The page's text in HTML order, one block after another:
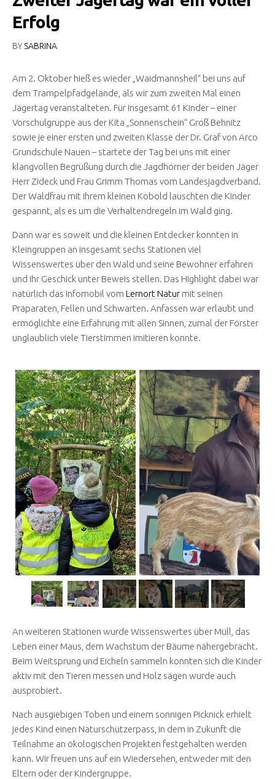
Erfolg
BY SABRINA
Am 2. Oktober hieß es wieder „Waidmannsheil“ bei uns auf
dem Trampelpfadgelände, als wir zum zweiten Mal einen
Jägertag veranstalteten. Für insgesamt 61 Kinder – einer
Vorschulgruppe aus der Kita „Sonnenschein“ Groß Behnitz
sowie je einer ersten und zweiten Klasse der Dr. Graf von Arco
Grundschule Nauen – startete der Tag bei uns mit einer
klangvollen Begrüßung durch die Jagdhörner der beiden Jäger
Herr Zideck und Frau Grimm Thomas vom Landesjagdverband.
Der Waldfrau mit ihrem kleinen Kobold lauschten die Kinder
gespannt, als es um die Verhaltendregeln im Wald ging.
Dann war es soweit und die kleinen Entdecker konnten in
Kleingruppen an insgesamt sechs Stationen viel
Wissenswertes über den Wald und seine Bewohner erfahren
und ihr Geschick unter Beweis stellen. Das Highlight dabei war
natürlich das Infomobil vom Lernort Natur mit seinen
Präparaten, Fellen und Schwarten. Anfassen war erlaubt und
ermöglichte eine Erfahrung mit allen Sinnen, zumal der Förster
unglaublich viele Tierstimmen imitieren konnte.
An weiteren Stationen wurde Wissenswertes über Müll, das
Leben einer Maus, dem Wachstum der Bäume nähergebracht.
Beim Weitsprung und Eicheln sammeln konnten sich die Kinder
aktiv mit den Tieren messen und Holz sägen wurde auch
ausprobiert.
Nach ausgiebigen Toben und einem sonnigen Picknick erhielt
jedes Kind einen Naturschützerpass, in dem in Zukunft die
Teilnahme an ökologischen Projekten festgehalten werden
kann. Wir freuen uns auf ein Wiedersehen, entweder mit den
Eltern oder der Kindergruppe.